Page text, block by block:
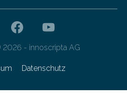
- innoscripta AG
Datenschutz